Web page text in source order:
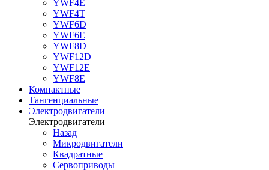
YWF4E
YWF4T
YWF6D
YWF6E
YWF8D
YWF12D
YWF12E
YWF8E
Компактные
Тангенциальные
Электродвигатели
Электродвигатели
Назад
Микродвигатели
Квадратные
Сервоприводы